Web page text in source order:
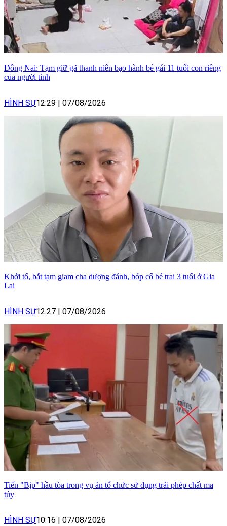
Đồng Nai: Tạm giữ gã thanh niên bạo hành bé gái 11 tuổi con riêng
của người tình
HÌNH SỰ12:29 | 07/08/2026
Khởi tố, bắt tạm giam cha dượng đánh, bóp cổ bé trai 3 tuổi ở Gia
Lai
HÌNH SỰ12:27 | 07/08/2026
Tiến "Bịp" hầu tòa trong vụ án tổ chức sử dụng trái phép chất ma
túy
HÌNH SỰ10:16 | 07/08/2026